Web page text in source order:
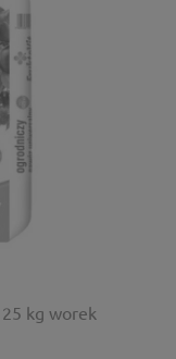
kg worek